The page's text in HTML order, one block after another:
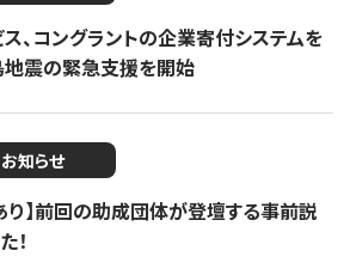
、コングラントの企業寄付システムを
震の緊急支援を開始
お知らせ
り】前回の助成団体が登壇する事前説
！